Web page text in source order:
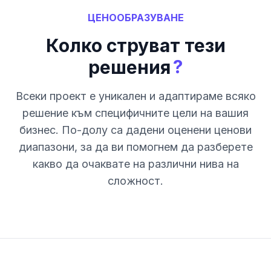
ЦЕНООБРАЗУВАНЕ
Колко струват тези
решения?
Всеки проект е уникален и адаптираме всяко
решение към специфичните цели на вашия
бизнес. По-долу са дадени оценени ценови
диапазони, за да ви помогнем да разберете
какво да очаквате на различни нива на
сложност.